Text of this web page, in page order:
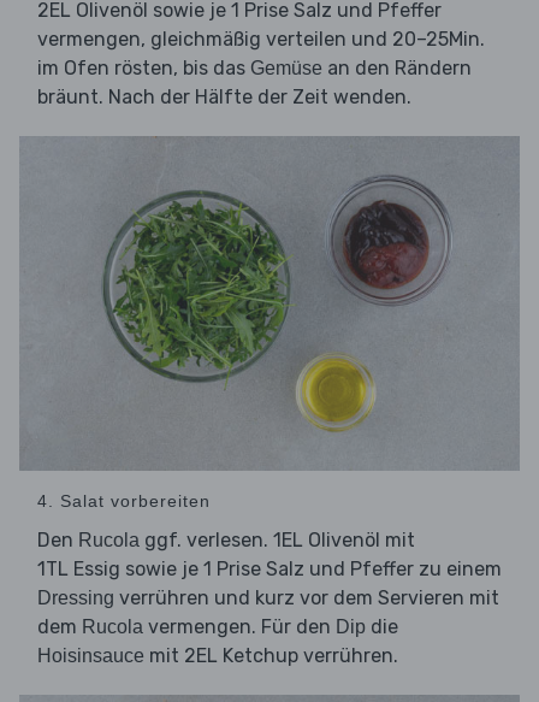
2EL Olivenöl sowie je 1 Prise Salz und Pfeffer
vermengen, gleichmäßig verteilen und 20–25Min.
im Ofen rösten, bis das Gemüse an den Rändern
bräunt. Nach der Hälfte der Zeit wenden.
4. Salat vorbereiten
Den Rucola ggf. verlesen. 1EL Olivenöl mit
1TL Essig sowie je 1 Prise Salz und Pfeffer zu einem
Dressing verrühren und kurz vor dem Servieren mit
dem Rucola vermengen. Für den Dip die
Hoisinsauce mit 2EL Ketchup verrühren.